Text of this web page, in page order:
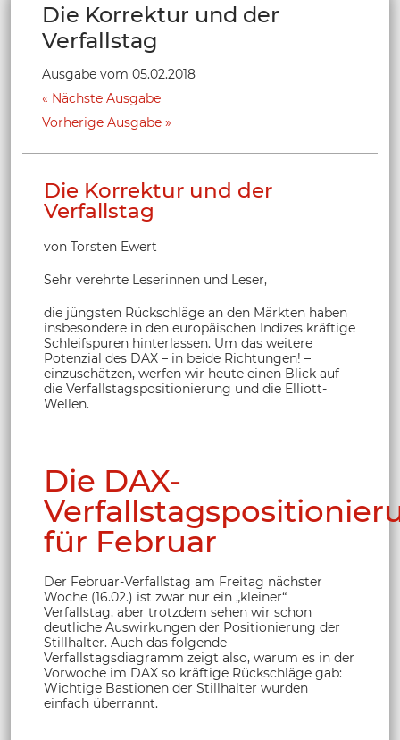
Die Korrektur und der
Verfallstag
Ausgabe vom 05.02.2018
Nächste Ausgabe
Vorherige Ausgabe
Die Korrektur und der
Verfallstag
von Torsten Ewert
Sehr verehrte Leserinnen und Leser,
die jüngsten Rückschläge an den Märkten haben
insbesondere in den europäischen Indizes kräftige
Schleifspuren hinterlassen. Um das weitere
Potenzial des DAX – in beide Richtungen! –
einzuschätzen, werfen wir heute einen Blick auf
die Verfallstagspositionierung und die Elliott-
Wellen.
Die DAX-
für Februar
Der Februar-Verfallstag am Freitag nächster
Woche (16.02.) ist zwar nur ein „kleiner“
Verfallstag, aber trotzdem sehen wir schon
deutliche Auswirkungen der Positionierung der
Stillhalter. Auch das folgende
Verfallstagsdiagramm zeigt also, warum es in der
Vorwoche im DAX so kräftige Rückschläge gab:
Wichtige Bastionen der Stillhalter wurden
einfach überrannt.